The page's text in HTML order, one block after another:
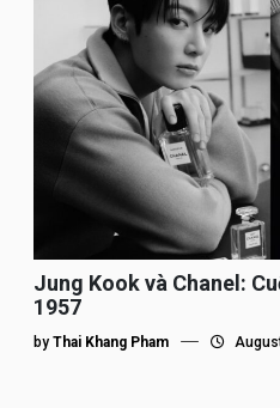
Jung Kook và Chanel:
1957
by Thai Khang Pham